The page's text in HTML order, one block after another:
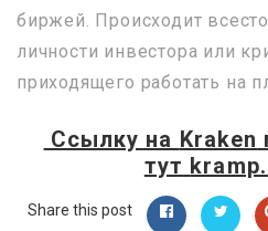
биржей. Происходит
личности инвестора или
приходящего работать на
Ссылку на Kraken
тут
Share this post